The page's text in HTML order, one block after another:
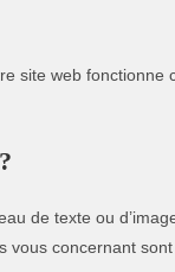
site web
de texte ou
concernant sont